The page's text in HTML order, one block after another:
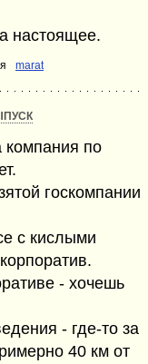
настоящее.
marat
компания по
госкомпании
с кислыми
- хочешь
- где-то за
40 км от